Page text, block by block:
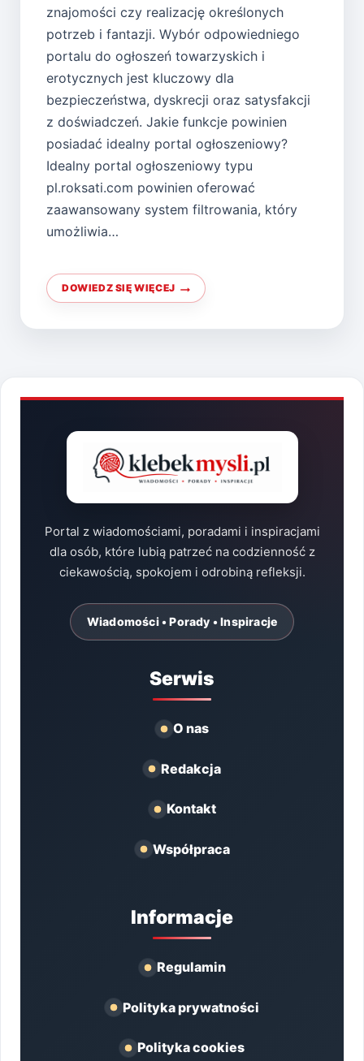
znajomości czy realizację określonych
potrzeb i fantazji. Wybór odpowiedniego
portalu do ogłoszeń towarzyskich i
erotycznych jest kluczowy dla
bezpieczeństwa, dyskrecji oraz satysfakcji
z doświadczeń. Jakie funkcje powinien
posiadać idealny portal ogłoszeniowy?
Idealny portal ogłoszeniowy typu
pl.roksati.com powinien oferować
zaawansowany system filtrowania, który
umożliwia…
DOWIEDZ SIĘ WIĘCEJ
OGŁOSZENIA
TOWARZYSKIE
JAK
Portal z wiadomościami, poradami i inspiracjami
dla osób, które lubią patrzeć na codzienność z
ciekawością, spokojem i odrobiną refleksji.
Wiadomości • Porady • Inspiracje
Serwis
O nas
Redakcja
Kontakt
Współpraca
Informacje
Regulamin
Polityka prywatności
Polityka cookies